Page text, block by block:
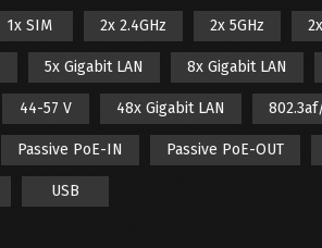
1x SIM 2x 2.4GHz 2x 5GHz
5x Gigabit LAN 8x Gigabit LAN
44-57 V 48x Gigabit LAN
Passive PoE-IN Passive PoE-OUT
USB